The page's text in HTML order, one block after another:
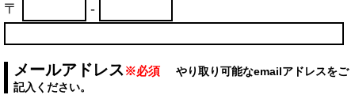
〒 -
メールアドレス※必須
やり取り可能なemailアドレスをご
記入ください。